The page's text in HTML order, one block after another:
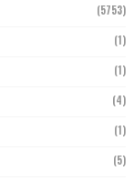
(5753)
(1)
(1)
(4)
(1)
(5)